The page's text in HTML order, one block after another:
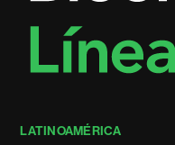
LATINOAMÉRICA